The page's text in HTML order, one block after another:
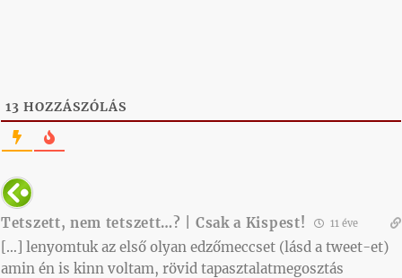
13 HOZZÁSZÓLÁS
Tetszett, nem tetszett…? | Csak a Kispest! 11 éve
[…] lenyomtuk az első olyan edzőmeccset (lásd a tweet-et)
amin én is kinn voltam, rövid tapasztalatmegosztás